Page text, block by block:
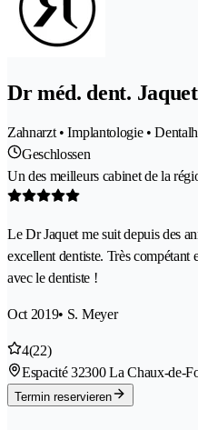
Dr méd. dent.
Zahnarzt • Implantologie •
Geschlossen
Un des meilleurs cabinet de la
Le Dr Jaquet me suit depuis des
excellent dentiste. Très
avec le dentiste !
Oct 2019• S. Meyer
4(22)
Espacité 32300 La Chaux-de-
Termin reservieren